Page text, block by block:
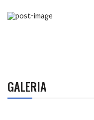
GALERIA